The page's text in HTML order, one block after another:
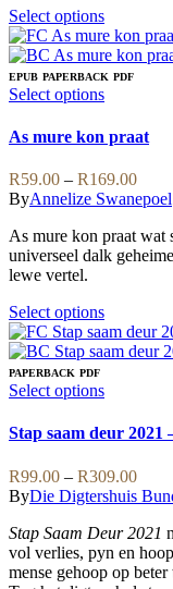
Select optionsThis
product
has
multiple
variants.
options
may
be
chosen
on
the
product
page
EPUB PAPERBACK PDF
Select optionsThis
has
multiple
variants.
The
options
may
be
chosen
the
product
page
As mure kon praat
R59.00 – R169.00Price
range:
ByAnnelize Swanepoel
As mure kon praat wat
universeel dalk
lewe vertel.
Select optionsThis
product
has
variants.
options
be
chosen
on
the
product
page
PAPERBACK PDF
Select optionsThis
has
variants.
The
options
may
be
chosen
Stap saam deur 2021
R99.00 – R309.00Price
ByDie Digtershuis
Stap Saam Deur 2021
vol verlies, pyn en
mense gehoop op